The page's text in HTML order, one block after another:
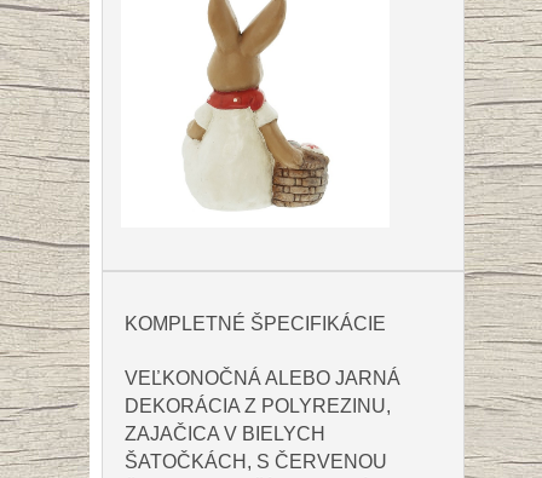
KOMPLETNÉ ŠPECIFIKÁCIE
VEĽKONOČNÁ ALEBO JARNÁ
DEKORÁCIA Z POLYREZINU,
ZAJAČICA V BIELYCH
ŠATOČKÁCH, S ČERVENOU